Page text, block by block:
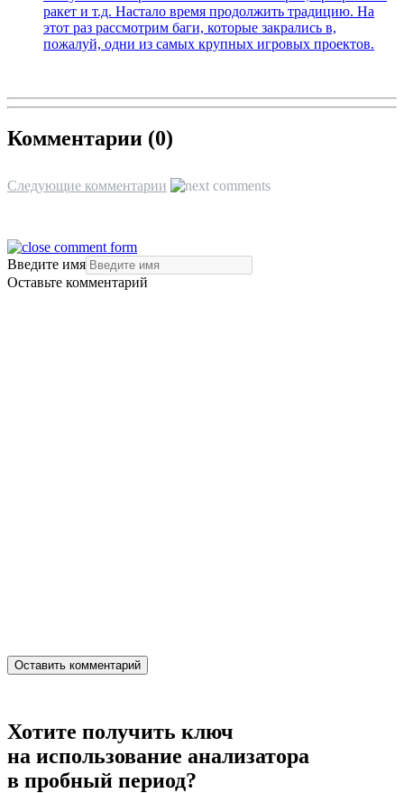
ракет и т.д. Настало время продолжить традицию. На
этот раз рассмотрим баги, которые закрались в,
пожалуй, одни из самых крупных игровых проектов.
Комментарии (0)
Следующие комментарии
Введите имя
Оставьте комментарий
Хотите получить ключ
на использование анализатора
в пробный период?